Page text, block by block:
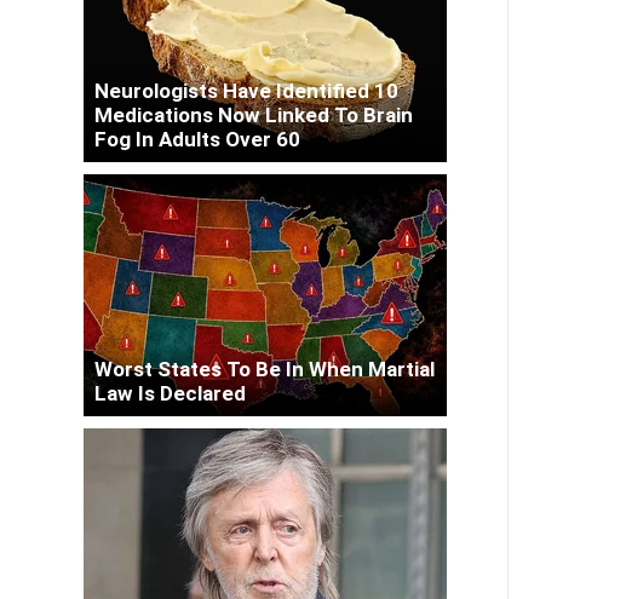
Neurologists Have Identified 10
Medications Now Linked To Brain
Fog In Adults Over 60
Worst States To Be In When Martial
Law Is Declared